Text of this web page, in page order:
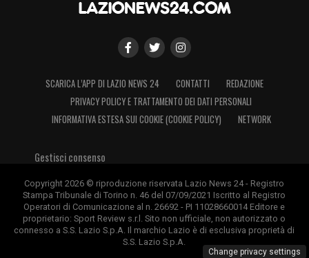
SCARICA L’APP DI LAZIO NEWS 24 CONTATTI
REDAZIONE
PRIVACY POLICY E TRATTAMENTO DEI DATI PERSONALI
INFORMATIVA ESTESA SUI COOKIE (COOKIE POLICY)
NETWORK
Gestisci consenso
Copyright 2026 © riproduzione riservata Lazio News 24 - Registro
Stampa Tribunale di Torino n. 46 del 07/09/2021 Iscritto al Registro
Operatori di Comunicazione al n. 26692 - PI 11028660014 Editore e
proprietario: Sport Review s.r.l. Sito non ufficiale, non autorizzato o
connesso a S.S. Lazio S.p.A. Il marchio Lazio è di esclusiva proprietà di
S.S. Lazio S.p.A.
Change privacy settings